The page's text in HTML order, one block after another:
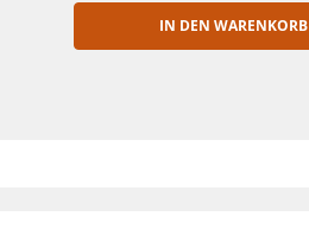
IN DEN WARENKORB